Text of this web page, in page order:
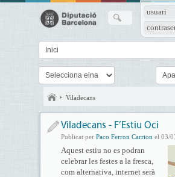
usuari
Viladecans
Viladecans - F’Estiu Oci
Publicat per Paco Ferron Carrion el 03/
Aquest estiu no es podran
celebrar les festes a la fresca,
com alternativa, internet serà